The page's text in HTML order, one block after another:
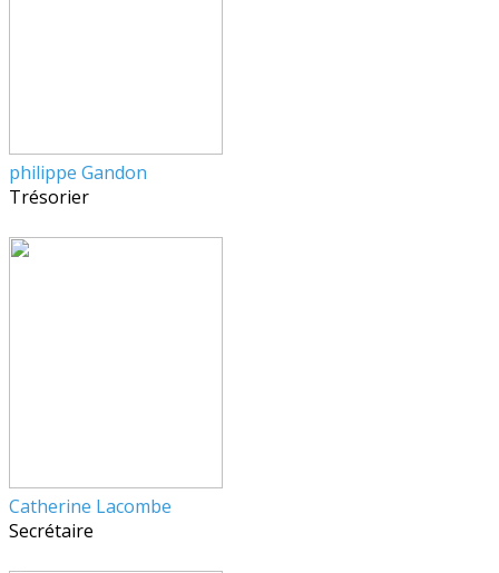
philippe Gandon
Trésorier
Catherine Lacombe
Secrétaire